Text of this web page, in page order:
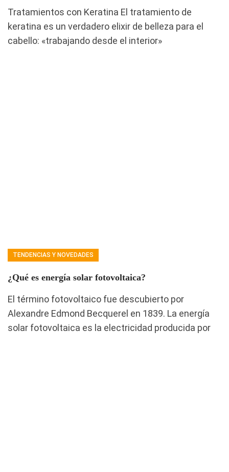
Tratamientos con Keratina El tratamiento de
keratina es un verdadero elixir de belleza para el
cabello: «trabajando desde el interior»
TENDENCIAS Y NOVEDADES
¿Qué es energía solar fotovoltaica?
El término fotovoltaico fue descubierto por
Alexandre Edmond Becquerel en 1839. La energía
solar fotovoltaica es la electricidad producida por